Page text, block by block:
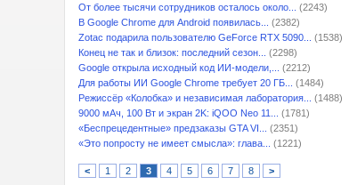
От более тысячи сотрудников осталось около...
(2243)
В Google Chrome для Android появилась...
(2382)
Zotac подарила пользователю GeForce RTX 5090...
(1538)
Конец не так и близок: последний сезон...
(2298)
Google открыла исходный код ИИ-модели,...
(2212)
Для работы ИИ Google Chrome требует 20 ГБ...
(1484)
Режиссёр «Колобка» и независимая лаборатория...
(1488)
9000 мАч, 100 Вт и экран 2K: iQOO Neo 11...
(1781)
«Беспрецедентные» предзаказы GTA VI...
(2351)
«Это попросту не имеет смысла»: глава...
(1221)
< 1 2 3 4 5 6 7 8 >